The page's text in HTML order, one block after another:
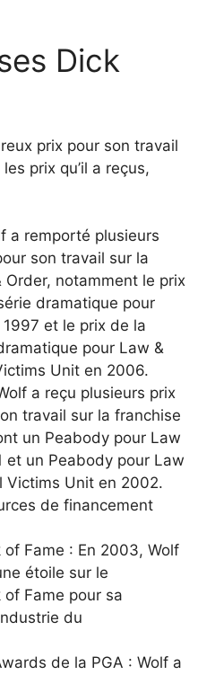
Dick
prix pour son travail
prix qu’il a reçus,
a remporté plusieurs
son travail sur la
Order, notamment le prix
dramatique pour
et le prix de la
pour Law &
Unit en 2006.
a reçu plusieurs prix
travail sur la franchise
un Peabody pour Law
et un Peabody pour Law
Victims Unit en 2002.
de financement
of Fame : En 2003, Wolf
étoile sur le
Fame pour sa
du
de la PGA : Wolf a